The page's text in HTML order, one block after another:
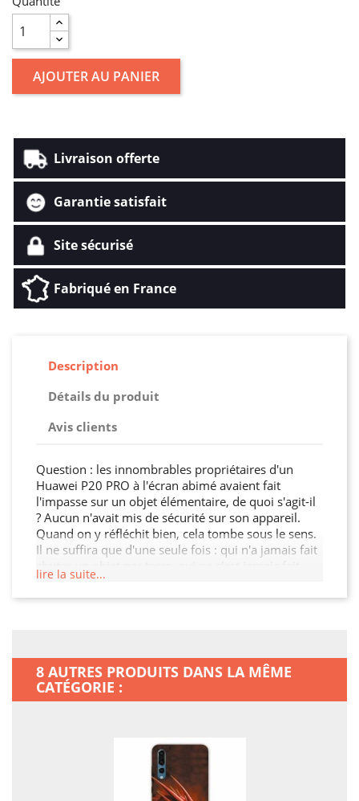
AJOUTER AU PANIER
Livraison offerte
Garantie satisfait
Site sécurisé
Fabriqué en France
Description
Détails du produit
Avis clients
Question : les innombrables propriétaires d'un
Huawei P20 PRO à l'écran abimé avaient fait
l'impasse sur un objet élémentaire, de quoi s'agit-il
? Aucun n'avait mis de sécurité sur son appareil.
Quand on y réfléchit bien, cela tombe sous le sens.
Il ne suffira que d'une seule fois : qui n'a jamais fait
chuter un objet par terre, qui ne s'est jamais fait
bousculer, qui n'a jamais jeté son sac un peu trop
vite par terre ? Un accident bête, ça peut arriver
des touches, on peut en plus aujourd'hui ajouter la
coque qui se tord complètement. Investir quelques
euros dans une coque en silicone TPU adaptée, ça
populaire, mieux vaut prévenir que guérir !
lire la suite...
8 AUTRES PRODUITS DANS LA MÊME
CATÉGORIE :